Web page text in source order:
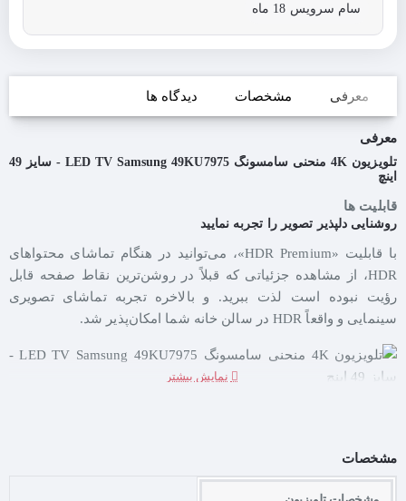
سام سرویس 18 ماه
معرفی مشخصات دیدگاه ها
معرفی
تلویزیون 4K منحنی سامسونگ LED TV Samsung 49KU7975 - سایز 49
اینچ
قابلیت ها
روشنایی دلپذیر تصویر را تجربه نمایید
با قابلیت «HDR Premium»، می‌توانید در هنگام تماشای محتواهای
HDR، از مشاهده جزئیاتی که قبلاً در روشن‌ترین نقاط صفحه قابل
رؤیت نبوده است لذت ببرید. و بالاخره تجربه تماشای تصویری
سینمایی و واقعاً HDR در سالن خانه شما امکان‌پذیر شد.
آبی تبدیل می‌کند. بدین ترتیب خلوص رنگ سفید افزایش می‌یابد که
نتیجتاً طیف رنگی وسیع‌تر و رنگ‌های طبیعی بیشتری را ارائه می‌دهد.
مشخصات